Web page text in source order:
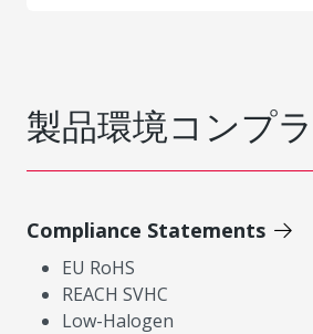
製品環境コンプ
Compliance Statements
EU RoHS
REACH SVHC
Low-Halogen